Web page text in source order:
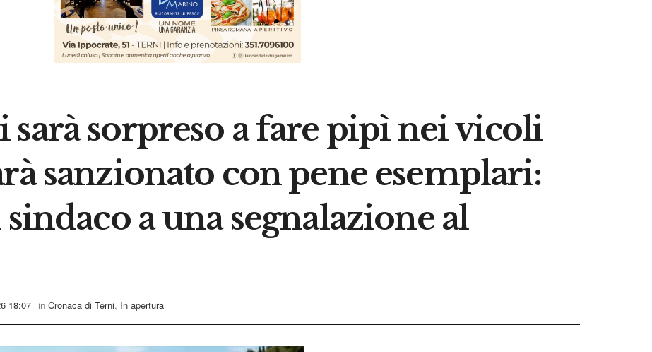
sarà sorpreso a fare pipì nei vicoli
sanzionato con pene esemplari:
a una segnalazione al
18:07 in Cronaca di Terni, In apertura